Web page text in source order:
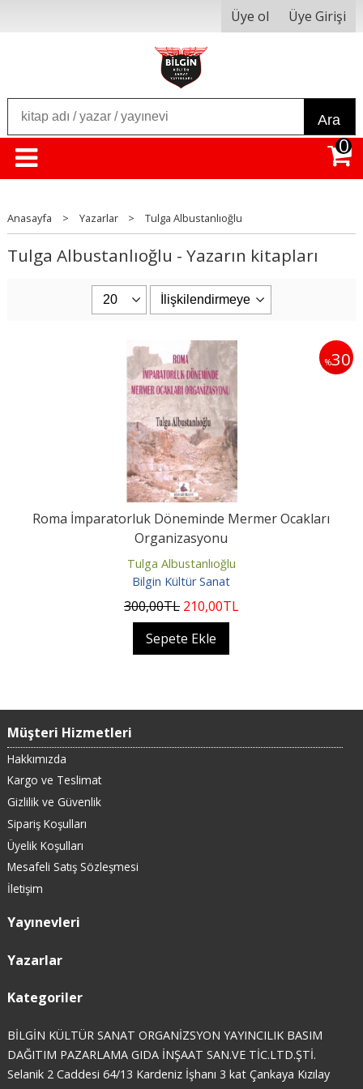
Üye ol Üye Girişi
Ara
0
Anasayfa > Yazarlar > Tulga Albustanlıoğlu
Tulga Albustanlıoğlu - Yazarın kitapları
%30
Roma İmparatorluk Döneminde Mermer Ocakları
Organizasyonu
Tulga Albustanlıoğlu
Bilgin Kültür Sanat
300,00TL 210,00TL
Sepete Ekle
Müşteri Hizmetleri
Hakkımızda
Kargo ve Teslimat
Gizlilik ve Güvenlik
Sipariş Koşulları
Üyelik Koşulları
Mesafeli Satış Sözleşmesi
İletişim
Yayınevleri
Yazarlar
Kategoriler
BİLGİN KÜLTÜR SANAT ORGANİZSYON YAYINCILIK BASIM
DAĞITIM PAZARLAMA GIDA İNŞAAT SAN.VE TİC.LTD.ŞTİ.
Selanik 2 Caddesi 64/13 Kardeniz İşhanı 3 kat Çankaya Kızılay